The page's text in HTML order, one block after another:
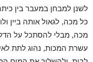
לשנן למבחן במעבר בין
כל מכה, לגאול אותה ביין
מכה, מבלי להסתכל על
עשרת המכות, נהוג לתת